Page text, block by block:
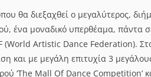
θα διεξαχθεί ο μεγαλύτερος,
ένα μοναδικό υπερθέαμα, πάντα
(World Artistic Dance Federation).
και με μεγάλη επιτυχία 3
‘The Mall Of Dance Competition’